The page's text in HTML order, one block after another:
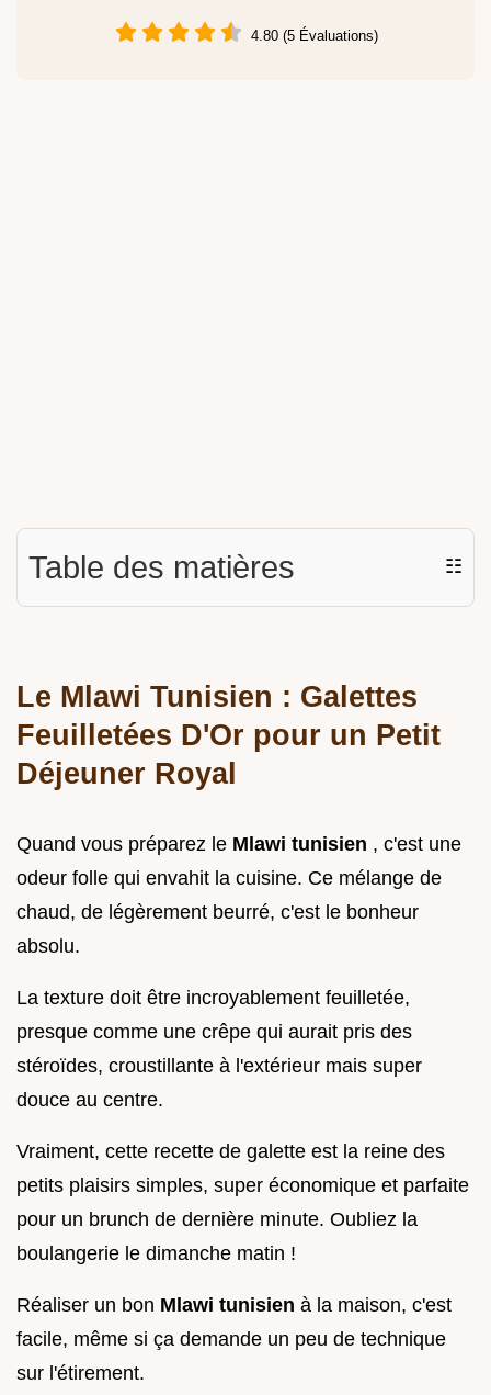
4.80 (5 Évaluations)
Table des matières ☷
Le Mlawi Tunisien : Galettes
Feuilletées D'Or pour un Petit
Déjeuner Royal
Quand vous préparez le Mlawi tunisien , c'est une
odeur folle qui envahit la cuisine. Ce mélange de
chaud, de légèrement beurré, c'est le bonheur
absolu.
La texture doit être incroyablement feuilletée,
presque comme une crêpe qui aurait pris des
stéroïdes, croustillante à l'extérieur mais super
douce au centre.
Vraiment, cette recette de galette est la reine des
petits plaisirs simples, super économique et parfaite
pour un brunch de dernière minute. Oubliez la
boulangerie le dimanche matin !
Réaliser un bon Mlawi tunisien à la maison, c'est
facile, même si ça demande un peu de technique
sur l'étirement.